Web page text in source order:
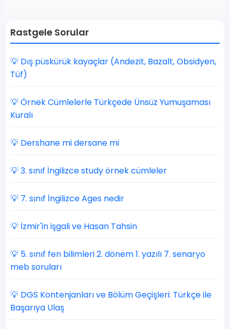
Rastgele Sorular
💡 Dış püskürük kayaçlar (Andezit, Bazalt, Obsidyen,
Tüf)
💡 Örnek Cümlelerle Türkçede Ünsüz Yumuşaması
Kuralı
💡 Dershane mi dersane mi
💡 3. sınıf İngilizce study örnek cümleler
💡 7. sınıf İngilizce Ages nedir
💡 İzmir'in işgali ve Hasan Tahsin
💡 5. sınıf fen bilimleri 2. dönem 1. yazılı 7. senaryo
meb soruları
💡 DGS Kontenjanları ve Bölüm Geçişleri: Türkçe ile
Başarıya Ulaş